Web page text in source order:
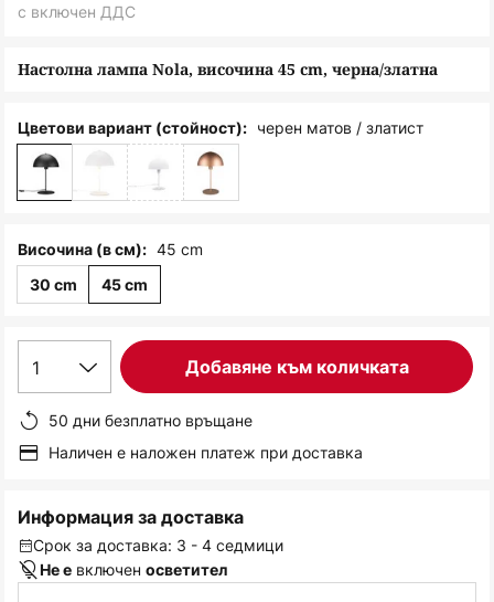
снимки
Настолна лампа Nola, височина 45 cm, черна/златна
с включен ДДС
Цветови вариант (стойност): черен матов / златист
Височина (в см): 45 cm
30 cm 45 cm
1 Добавяне към количката
50 дни безплатно връщане
Наличен е наложен платеж при доставка
Информация за доставка
Срок за доставка: 3 - 4 седмици
Не е включен осветител